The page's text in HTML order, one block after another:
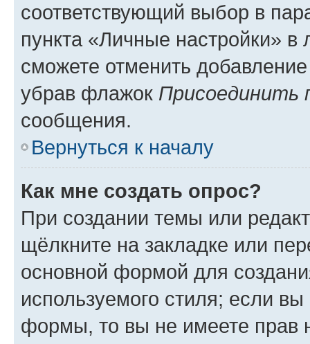
соответствующий выбор в
пункта «Личные настройки»
сможете отменить
убрав флажок Присоединить
сообщения.
Вернуться к началу
Как мне создать опрос?
При создании темы или
щёлкните на закладке или
основной формой для
используемого стиля; если
формы, то вы не имеете прав